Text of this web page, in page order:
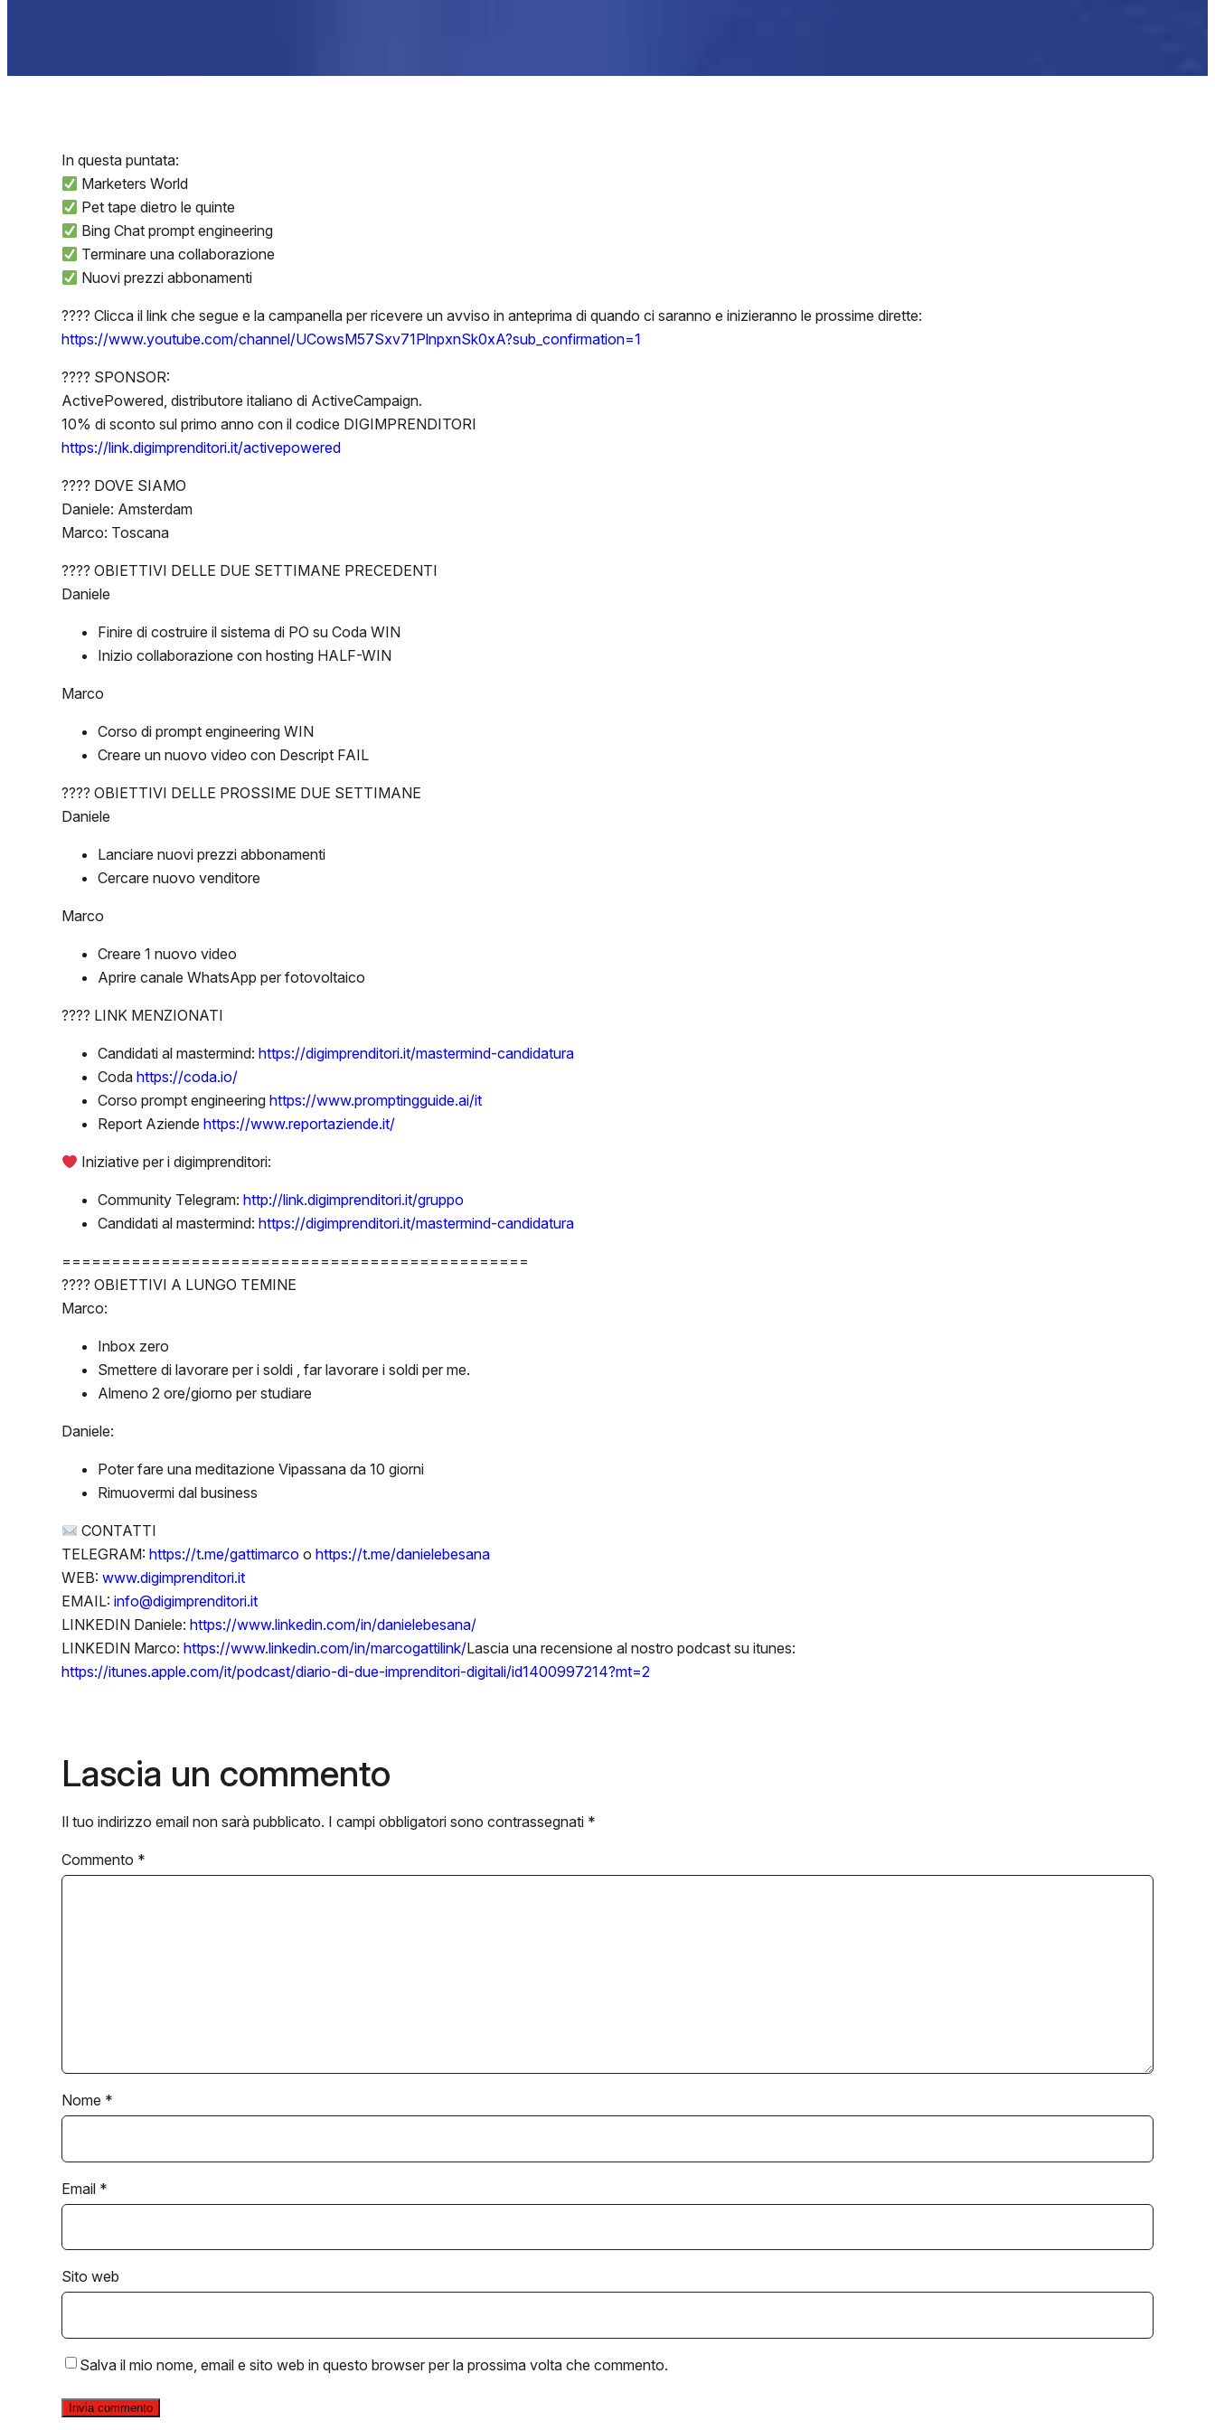
In questa puntata:
Marketers World
Pet tape dietro le quinte
Bing Chat prompt engineering
Terminare una collaborazione
Nuovi prezzi abbonamenti
???? Clicca il link che segue e la campanella per ricevere un avviso in anteprima di quando ci saranno e inizieranno le prossime dirette:
https://www.youtube.com/channel/UCowsM57Sxv71PlnpxnSk0xA?sub_confirmation=1
???? SPONSOR:
ActivePowered, distributore italiano di ActiveCampaign.
10% di sconto sul primo anno con il codice DIGIMPRENDITORI
https://link.digimprenditori.it/activepowered
???? DOVE SIAMO
Daniele: Amsterdam
Marco: Toscana
???? OBIETTIVI DELLE DUE SETTIMANE PRECEDENTI
Daniele
Finire di costruire il sistema di PO su Coda WIN
Inizio collaborazione con hosting HALF-WIN
Marco
Corso di prompt engineering WIN
Creare un nuovo video con Descript FAIL
???? OBIETTIVI DELLE PROSSIME DUE SETTIMANE
Daniele
Lanciare nuovi prezzi abbonamenti
Cercare nuovo venditore
Marco
Creare 1 nuovo video
Aprire canale WhatsApp per fotovoltaico
???? LINK MENZIONATI
Candidati al mastermind: https://digimprenditori.it/mastermind-candidatura
Coda https://coda.io/
Corso prompt engineering https://www.promptingguide.ai/it
Report Aziende https://www.reportaziende.it/
Iniziative per i digimprenditori:
Community Telegram: http://link.digimprenditori.it/gruppo
Candidati al mastermind: https://digimprenditori.it/mastermind-candidatura
===============================================
???? OBIETTIVI A LUNGO TEMINE
Marco:
Inbox zero
Smettere di lavorare per i soldi , far lavorare i soldi per me.
Almeno 2 ore/giorno per studiare
Daniele:
Poter fare una meditazione Vipassana da 10 giorni
Rimuovermi dal business
CONTATTI
TELEGRAM: https://t.me/gattimarco o https://t.me/danielebesana
WEB: www.digimprenditori.it
EMAIL: info@digimprenditori.it
LINKEDIN Daniele: https://www.linkedin.com/in/danielebesana/
LINKEDIN Marco: https://www.linkedin.com/in/marcogattilink/Lascia una recensione al nostro podcast su itunes:
https://itunes.apple.com/it/podcast/diario-di-due-imprenditori-digitali/id1400997214?mt=2
Lascia un commento
Il tuo indirizzo email non sarà pubblicato. I campi obbligatori sono contrassegnati *
Commento *
Nome *
Email *
Sito web
Salva il mio nome, email e sito web in questo browser per la prossima volta che commento.